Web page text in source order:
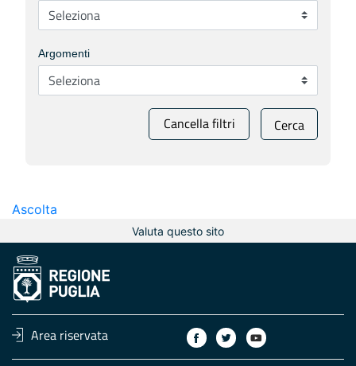
Argomenti
Cancella filtri Cerca
Ascolta
Valuta questo sito
Area riservata